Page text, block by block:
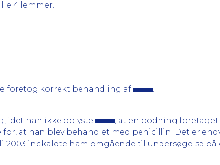
4 lemmer.
foretog korrekt behandling af .
idet han ikke oplyste
, at en podning foretaget
at han blev behandlet med penicillin. Det er
2003 indkaldte ham omgående til undersøgelse på